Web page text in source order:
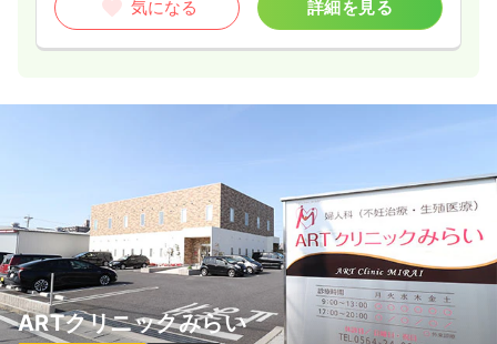
気になる 詳細を見る
ARTクリニックみらい